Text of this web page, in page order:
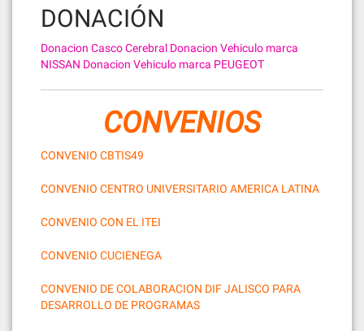
DONACIÓN
Donacion Casco Cerebral Donacion Vehiculo marca
NISSAN Donacion Vehiculo marca PEUGEOT
CONVENIOS
CONVENIO CBTIS49
CONVENIO CENTRO UNIVERSITARIO AMERICA LATINA
CONVENIO CON EL ITEI
CONVENIO CUCIENEGA
CONVENIO DE COLABORACION DIF JALISCO PARA
DESARROLLO DE PROGRAMAS